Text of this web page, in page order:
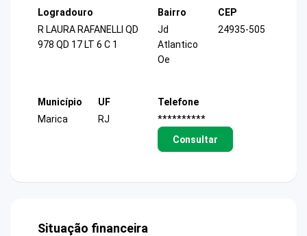
Logradouro
R LAURA RAFANELLI QD
978 QD 17 LT 6 C 1
Bairro
Jd
Atlantico
Oe
CEP
24935-505
Município
Marica
UF
RJ
Telefone
**********
Consultar
Situação financeira